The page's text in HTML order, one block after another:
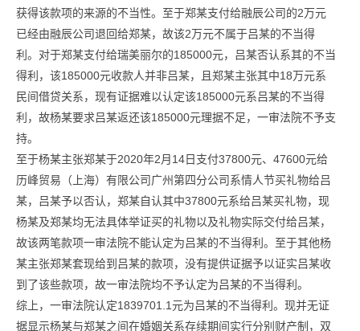
获得该款项的来源的不当性。至于郑某支付给融辰公司的2万元
已经由融辰公司退回给郑某，故该2万元不属于吕某的不当得
利。对于郑某支付给瑞美丽尔的185000元，吕某否认系其的不当
得利，该185000元收款人并非吕某，且郑某主张其中18万元系
民间借贷关系，现有证据难以认定该185000元系吕某的不当得
利，故杨某要求吕某返还该185000元理据不足，一审法院不予支
持。
至于杨某主张郑某于2020年2月14日支付37800元、47600元给
历峰贸易（上海）有限公司广州第四分公司系情人节买礼物给吕
某，吕某予以否认，郑某自认其中37800元系给吕某买礼物，现
杨某及郑某均无法具体举证买的礼物以及礼物实际交付给吕某，
故该两笔款项一审法院不能认定为吕某的不当得利。至于其他杨
某主张郑某套现给到吕某的款项，没有提供证据予以证实吕某收
到了该些款项，故一审法院均不予认定为吕某的不当得利。
综上，一审法院认定1839701.1元为吕某的不当得利。现并无证
据显示杨某与郑某之间在婚姻关系存续期间实行分别财产制，双